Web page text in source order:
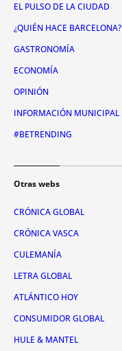
EL PULSO DE LA CIUDAD
¿QUIÉN HACE BARCELONA?
GASTRONOMÍA
ECONOMÍA
OPINIÓN
INFORMACIÓN MUNICIPAL
#BETRENDING
Otras webs
CRÓNICA GLOBAL
CRÓNICA VASCA
CULEMANÍA
LETRA GLOBAL
ATLÁNTICO HOY
CONSUMIDOR GLOBAL
HULE & MANTEL